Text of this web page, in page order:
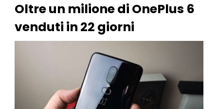
Oltre un milione di OnePlus 6
venduti in 22 giorni